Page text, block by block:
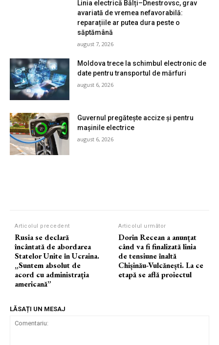
Linia electrică Bălți–Dnestrovsc, grav
avariată de vremea nefavorabilă:
reparațiile ar putea dura peste o
săptămână
august 7, 2026
Moldova trece la schimbul electronic de
date pentru transportul de mărfuri
august 6, 2026
Guvernul pregătește accize și pentru
mașinile electrice
august 6, 2026
Articolul precedent
Rusia se declară
încântată de abordarea
Statelor Unite în Ucraina.
„Suntem absolut de
acord cu administrația
americană”
Articolul următor
Dorin Recean a anunțat
când va fi finalizată linia
de tensiune înaltă
Chișinău-Vulcănești. La ce
etapă se află proiectul
LĂSAȚI UN MESAJ